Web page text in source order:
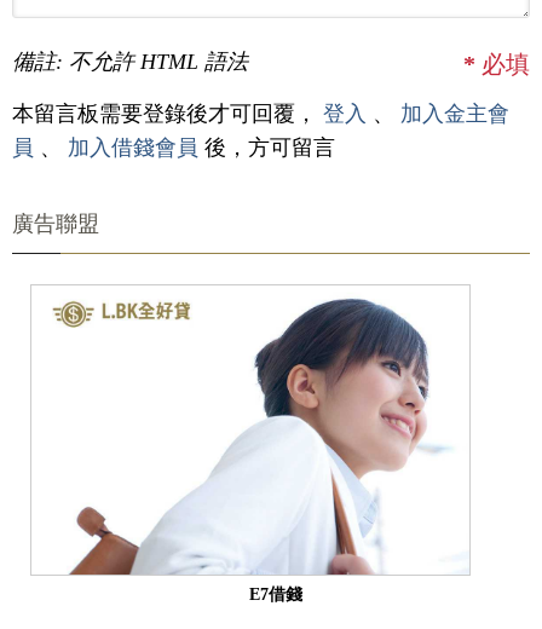
備註: 不允許 HTML 語法 * 必填
本留言板需要登錄後才可回覆， 登入 、 加入金主會
員 、 加入借錢會員 後，方可留言
廣告聯盟
E7借錢